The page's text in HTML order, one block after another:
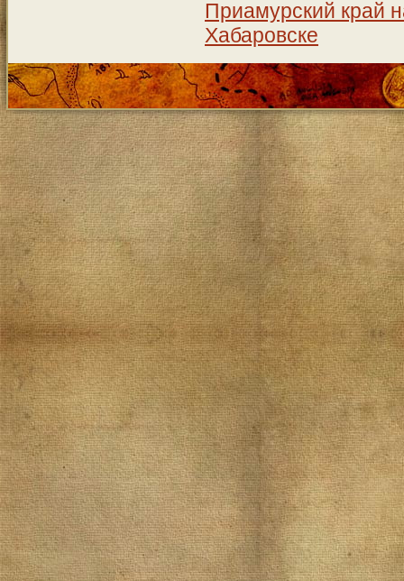
Приамурский край
Хабаровске